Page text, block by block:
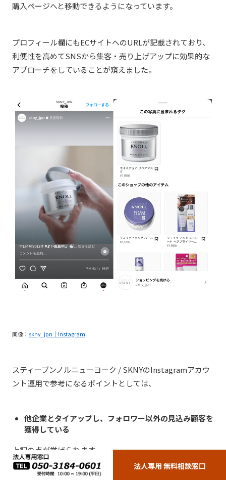
購入ページへと移動できるようになっています。
プロフィール欄にもECサイトへのURLが記載されており、
利便性を高めてSNSから集客・売り上げアップに効果的な
アプローチをしていることが窺えました。
画像： skny_jpn｜Instagram
スティーブンノルニューヨーク / SKNYのInstagramアカウ
ント運用で参考になるポイントとしては、
他企業とタイアップし、フォロワー以外の見込み顧客を
獲得している
上記の点が挙げられます。
法人専用 無料相談窓口